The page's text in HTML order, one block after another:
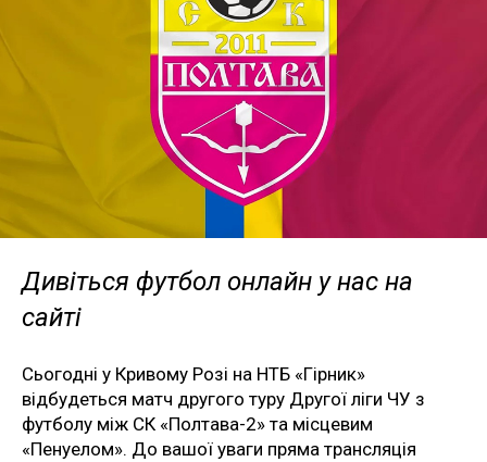
Дивіться футбол онлайн у нас на
сайті
Сьогодні у Кривому Розі на НТБ «Гірник»
відбудеться матч другого туру Другої ліги ЧУ з
футболу між СК «Полтава-2» та місцевим
«Пенуелом». До вашої уваги пряма трансляція